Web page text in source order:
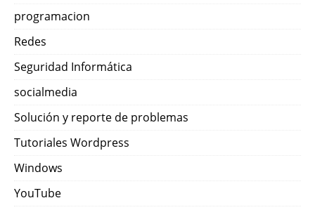
programacion
Redes
Seguridad Informática
socialmedia
Solución y reporte de problemas
Tutoriales Wordpress
Windows
YouTube